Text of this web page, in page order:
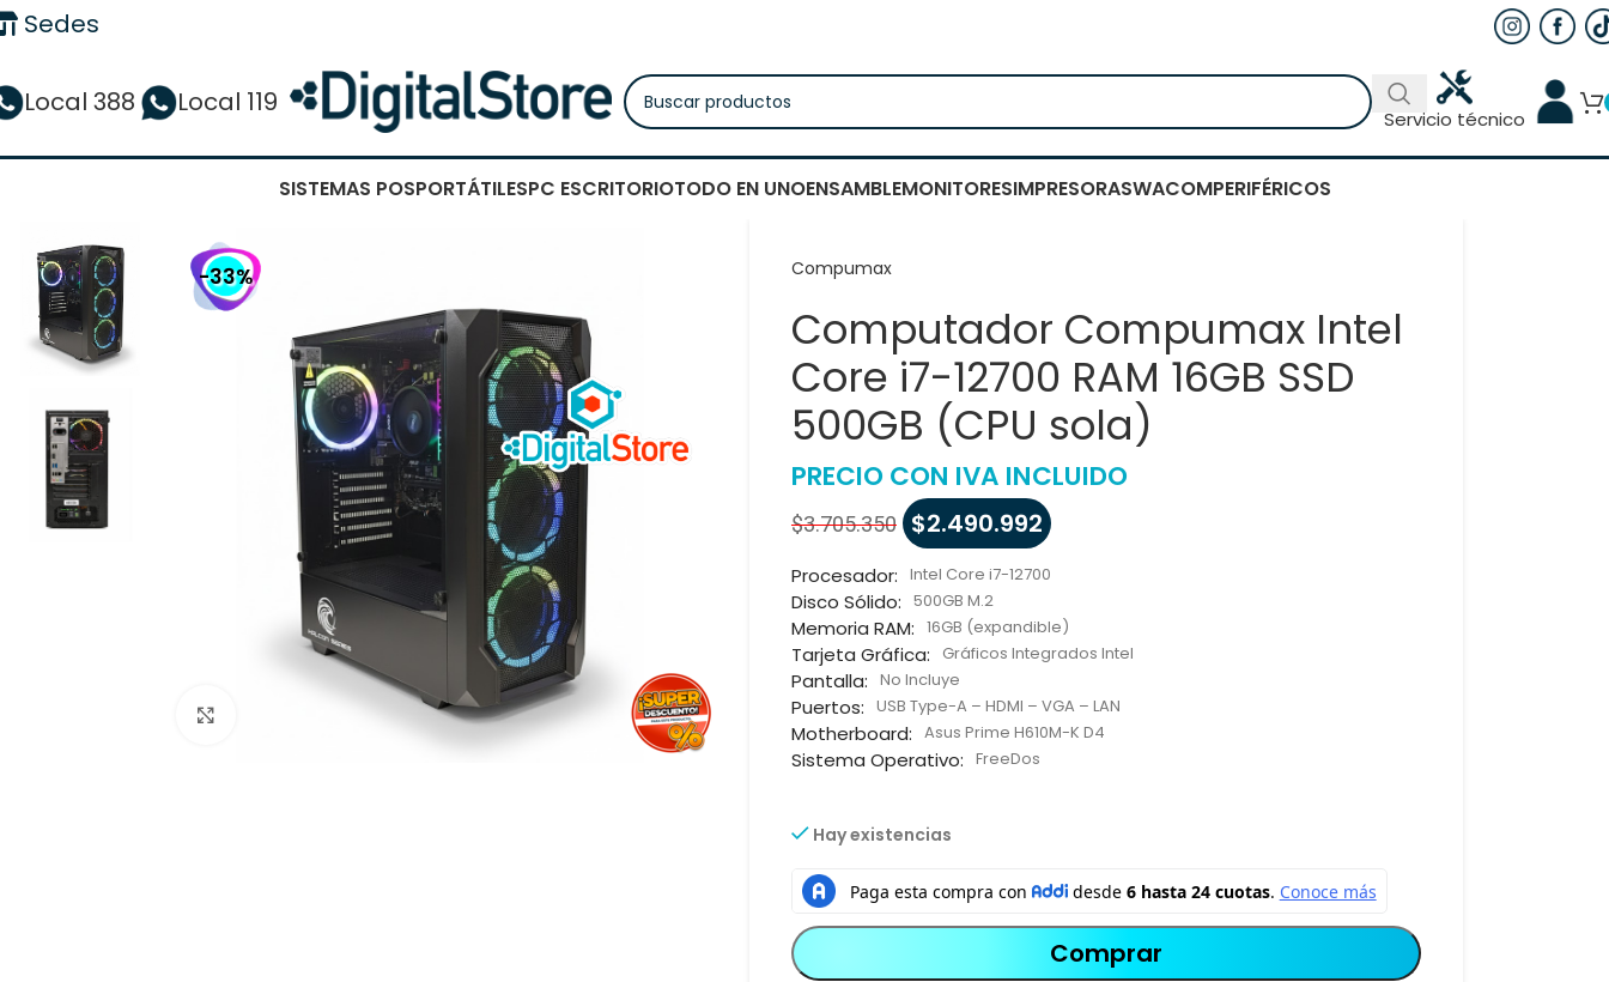
Sedes
Local 388 Local 119
Servicio técnico
SISTEMAS POSPORTÁTILESPC ESCRITORIOTODO EN UNOENSAMBLEMONITORESIMPRESORASWACOMPERIFÉRICOS
-33% Compumax
Computador Compumax Intel
Core i7-12700 RAM 16GB SSD
500GB (CPU sola)
PRECIO CON IVA INCLUIDO
$3.705.350 $2.490.992
Procesador: Intel Core i7-12700
Disco Sólido: 500GB M.2
Memoria RAM: 16GB (expandible)
Tarjeta Gráfica: Gráficos Integrados Intel
Pantalla: No Incluye
Puertos: USB Type-A – HDMI – VGA – LAN
Motherboard: Asus Prime H610M-K D4
Sistema Operativo: FreeDos
Hay existencias
Comprar